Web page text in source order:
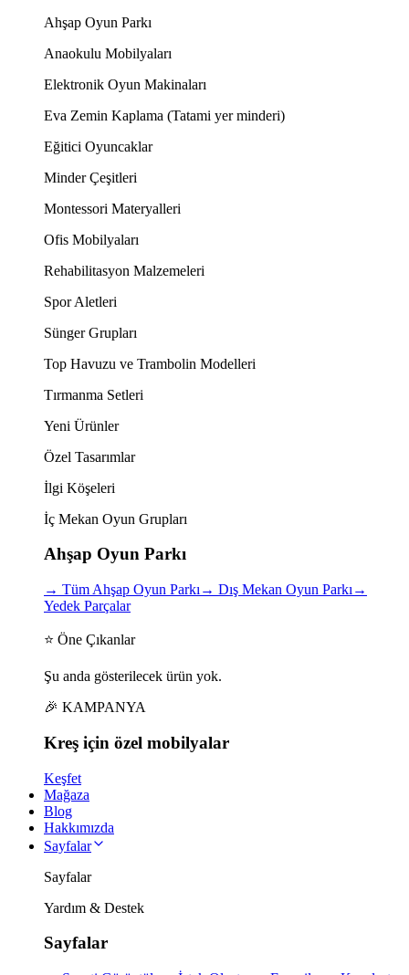
Ahşap Oyun Parkı
Anaokulu Mobilyaları
Elektronik Oyun Makinaları
Eva Zemin Kaplama (Tatami yer minderi)
Eğitici Oyuncaklar
Minder Çeşitleri
Montessori Materyalleri
Ofis Mobilyaları
Rehabilitasyon Malzemeleri
Spor Aletleri
Sünger Grupları
Top Havuzu ve Trambolin Modelleri
Tırmanma Setleri
Yeni Ürünler
Özel Tasarımlar
İlgi Köşeleri
İç Mekan Oyun Grupları
Ahşap Oyun Parkı
→ Tüm Ahşap Oyun Parkı → Dış Mekan Oyun Parkı →
Yedek Parçalar
⭐ Öne Çıkanlar
Şu anda gösterilecek ürün yok.
🎉 KAMPANYA
Kreş için özel mobilyalar
Keşfet
Mağaza
Blog
Hakkımızda
Sayfalar
Sayfalar
Yardım & Destek
Sayfalar